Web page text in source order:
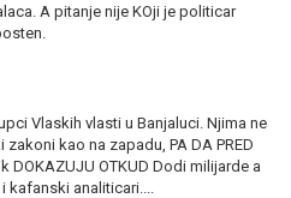
A pitanje nije KOji je politicar
Vlaskih vlasti u Banjaluci. Njima ne
kao na zapadu, PA DA PRED
DOKAZUJU OTKUD Dodi milijarde a
kafanski analiticari....